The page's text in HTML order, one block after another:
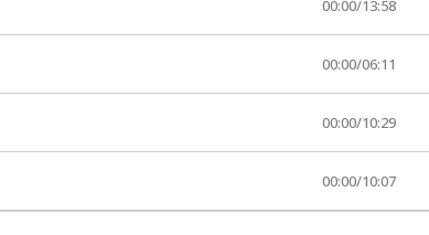
00:00/13:58
00:00/06:11
00:00/10:29
00:00/10:07